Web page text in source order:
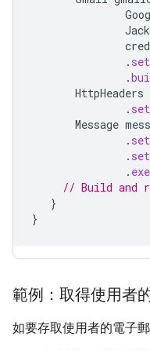
.
.
HttpHeaders
. set
Message
.
.
.
// Build and
}
}
範例：取得使用者
如要存取使用者的電子